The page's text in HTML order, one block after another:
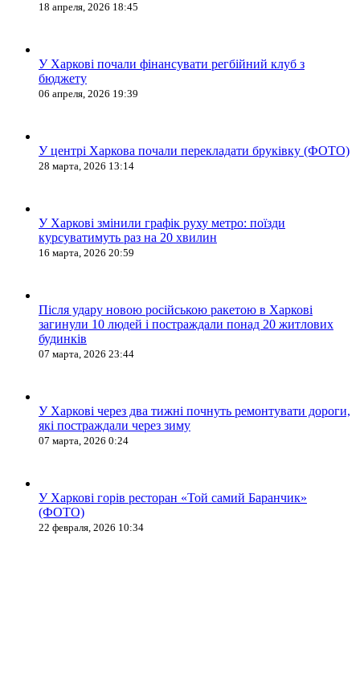
18 апреля, 2026 18:45
У Харкові почали фінансувати регбійний клуб з
бюджету
06 апреля, 2026 19:39
У центрі Харкова почали перекладати бруківку (ФОТО)
28 марта, 2026 13:14
У Харкові змінили графік руху метро: поїзди
курсуватимуть раз на 20 хвилин
16 марта, 2026 20:59
Після удару новою російською ракетою в Харкові
загинули 10 людей і постраждали понад 20 житлових
будинків
07 марта, 2026 23:44
У Харкові через два тижні почнуть ремонтувати дороги,
які постраждали через зиму
07 марта, 2026 0:24
У Харкові горів ресторан «Той самий Баранчик»
(ФОТО)
22 февраля, 2026 10:34